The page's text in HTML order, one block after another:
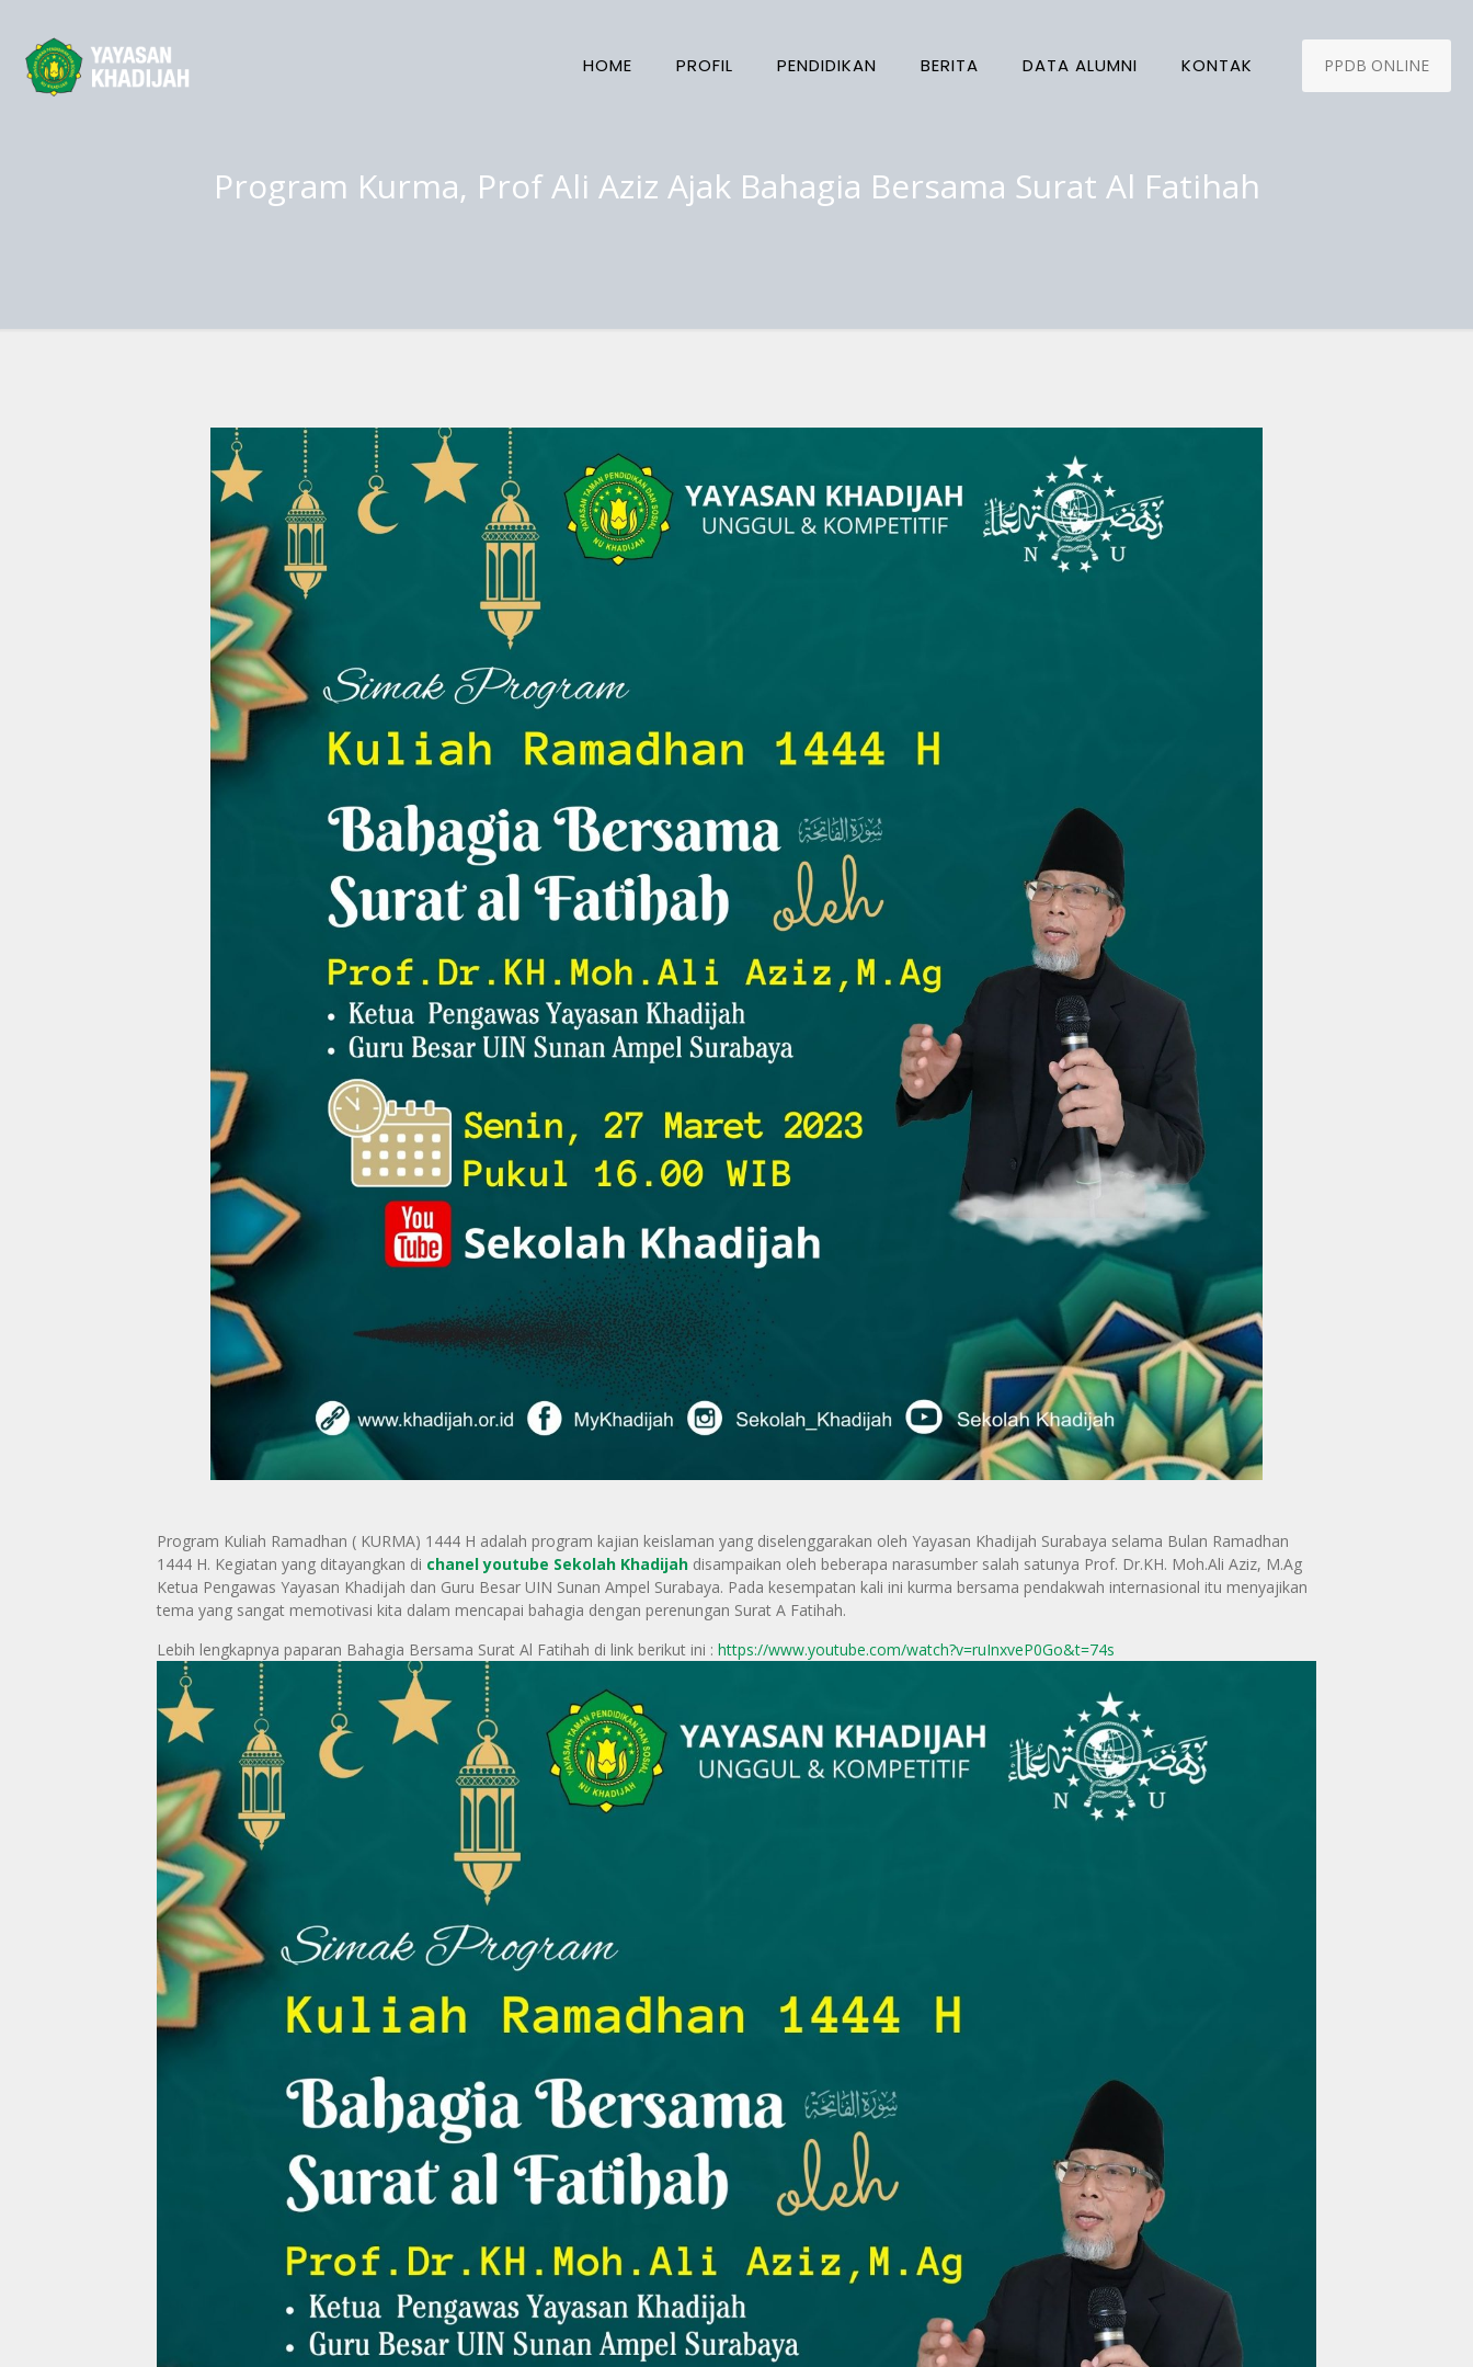
HOME PROFIL PENDIDIKAN BERITA DATA ALUMNI KONTAK PPDB ONLINE
Program Kurma, Prof Ali Aziz Ajak Bahagia Bersama Surat Al Fatihah
Program Kuliah Ramadhan ( KURMA) 1444 H adalah program kajian keislaman yang diselenggarakan oleh Yayasan Khadijah Surabaya selama Bulan Ramadhan
1444 H. Kegiatan yang ditayangkan di chanel youtube Sekolah Khadijahdisampaikan oleh beberapa narasumber salah satunya Prof. Dr.KH. Moh.Ali Aziz, M.Ag
Ketua Pengawas Yayasan Khadijah dan Guru Besar UIN Sunan Ampel Surabaya. Pada kesempatan kali ini kurma bersama pendakwah internasional itu menyajikan
tema yang sangat memotivasi kita dalam mencapai bahagia dengan perenungan Surat A Fatihah.
Lebih lengkapnya paparan Bahagia Bersama Surat Al Fatihah di link berikut ini : https://www.youtube.com/watch?v=ruInxveP0Go&t=74s